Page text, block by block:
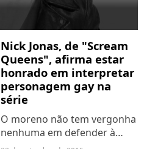
Nick Jonas, de "Scream
Queens", afirma estar
honrado em interpretar
personagem gay na
série
O moreno não tem vergonha
nenhuma em defender à
comunidade LGBT em seus